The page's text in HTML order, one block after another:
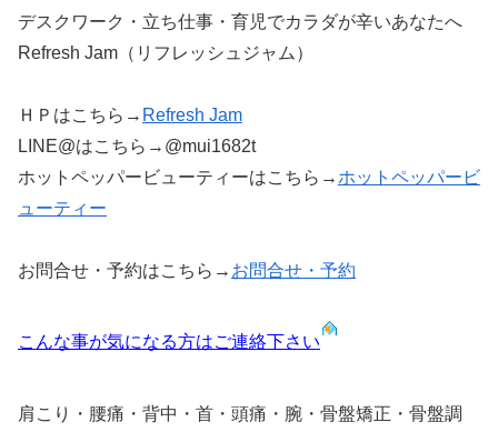
デスクワーク・立ち仕事・育児でカラダが辛いあなたへ
Refresh Jam（リフレッシュジャム）
ＨＰはこちら→ Refresh Jam
LINE@はこちら→@mui1682t
ホットペッパービューティーはこちら→ホットペッパービ
ューティー
お問合せ・予約はこちら→ お問合せ・予約
こんな事が気になる方はご連絡下さい
肩こり・腰痛・背中・首・頭痛・腕・骨盤矯正・骨盤調